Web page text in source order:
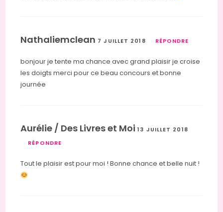
Nathaliemclean 7 JUILLET 2018 RÉPONDRE
bonjour je tente ma chance avec grand plaisir je croise
les doigts merci pour ce beau concours et bonne
journée
Aurélie / Des Livres et Moi13 JUILLET 2018
RÉPONDRE
Tout le plaisir est pour moi ! Bonne chance et belle nuit !